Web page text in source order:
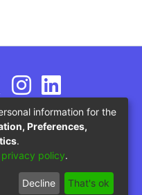
Educación
information for the
Preferences,
.
privacy policy.
Decline That's ok